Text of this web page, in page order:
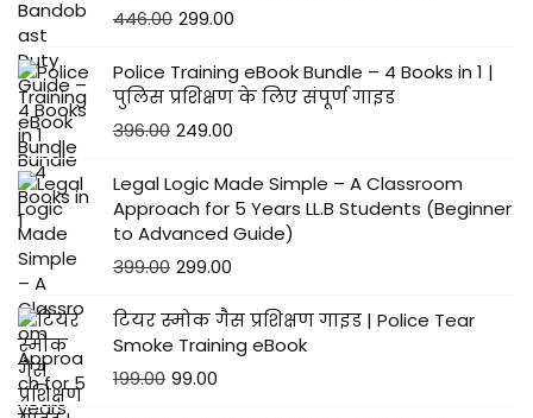
446.00 299.00
Police Training eBook Bundle – 4 Books in 1 |
पुलिस प्रशिक्षण के लिए संपूर्ण गाइड
396.00 249.00
Legal Logic Made Simple – A Classroom
Approach for 5 Years LL.B Students (Beginner
to Advanced Guide)
399.00 299.00
टियर स्मोक गैस प्रशिक्षण गाइड | Police Tear
Smoke Training eBook
199.00 99.00